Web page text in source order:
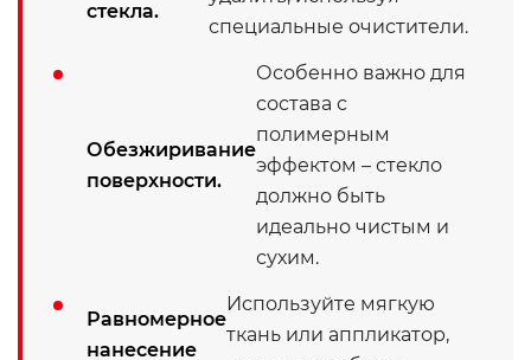
стекла.
специальные очистители.
Обезжиривание
поверхности.
Особенно важно для
состава с
полимерным
эффектом – стекло
должно быть
идеально чистым и
сухим.
Равномерное
нанесение
Используйте мягкую
ткань или аппликатор,